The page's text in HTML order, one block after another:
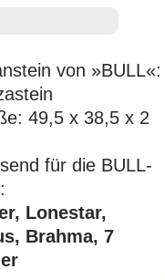
von »BULL«:
49,5 x 38,5 x 2
für die BULL-
Lonestar,
Brahma, 7